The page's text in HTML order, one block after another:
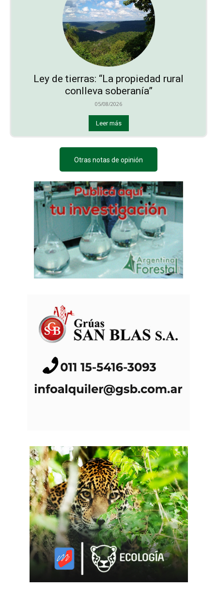
Ley de tierras: “La propiedad rural
conlleva soberanía”
05/08/2026
Leer más
Otras notas de opinión